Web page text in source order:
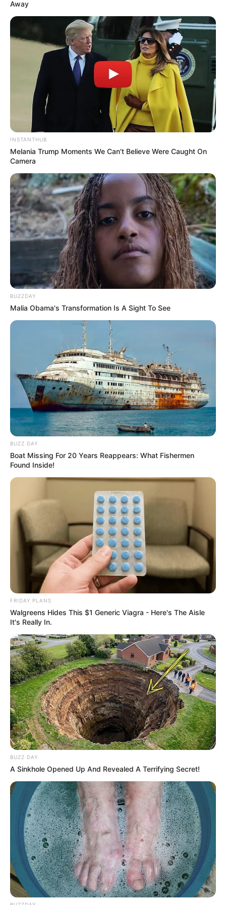
Away
INSTANTHUB
Melania Trump Moments We Can't Believe Were Caught On
Camera
BUZZDAY
Malia Obama's Transformation Is A Sight To See
BUZZ DAY
Boat Missing For 20 Years Reappears: What Fishermen
Found Inside!
FRIDAY PLANS
Walgreens Hides This $1 Generic Viagra - Here's The Aisle
It's Really In.
BUZZ DAY
A Sinkhole Opened Up And Revealed A Terrifying Secret!